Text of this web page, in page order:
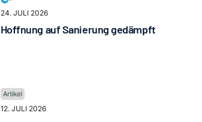
24. JULI 2026
Hoffnung auf Sanierung gedämpft
12. JULI 2026